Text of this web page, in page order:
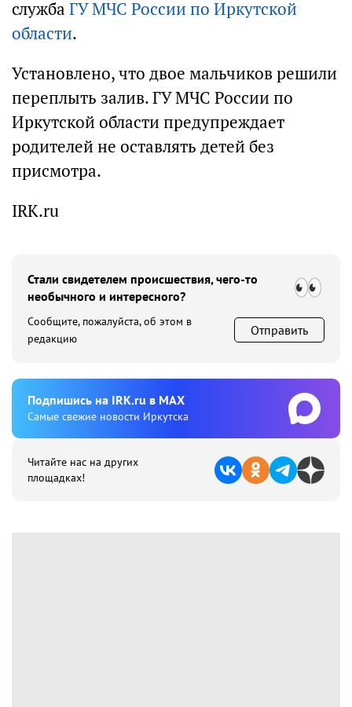
служба ГУ МЧС России по Иркутской
области.
Установлено, что двое мальчиков решили
переплыть залив. ГУ МЧС России по
Иркутской области предупреждает
родителей не оставлять детей без
присмотра.
IRK.ru
Стали свидетелем происшествия, чего-то
необычного и интересного?
Сообщите, пожалуйста, об этом в
редакцию
Отправить
Подпишиcь на IRK.ru в MAX
Cамые свежие новости Иркутска
Читайте нас на других
площадках!